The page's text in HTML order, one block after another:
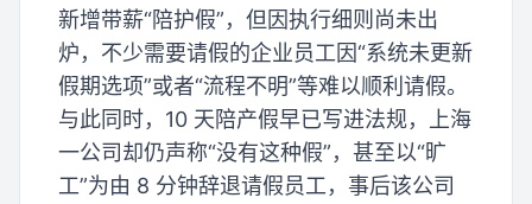
新增带薪“陪护假”，但因执行细则尚未出
炉，不少需要请假的企业员工因“系统未更新
假期选项”或者“流程不明”等难以顺利请假。
与此同时，10 天陪产假早已写进法规，上海
一公司却仍声称“没有这种假”，甚至以“旷
工”为由 8 分钟辞退请假员工，事后该公司